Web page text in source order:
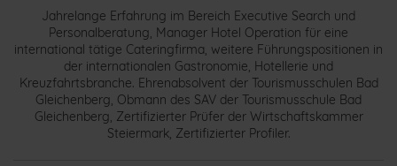
Jahrelange Erfahrung im Bereich Executive Search und
Personalberatung, Manager Hotel Operation für eine
international tätige Cateringfirma, weitere Führungspositionen in
der internationalen Gastronomie, Hotellerie und
Kreuzfahrtsbranche. Ehrenabsolvent der Tourismusschulen Bad
Gleichenberg, Obmann des SAV der Tourismusschule Bad
Gleichenberg, Zertifizierter Prüfer der Wirtschaftskammer
Steiermark, Zertifizierter Profiler.